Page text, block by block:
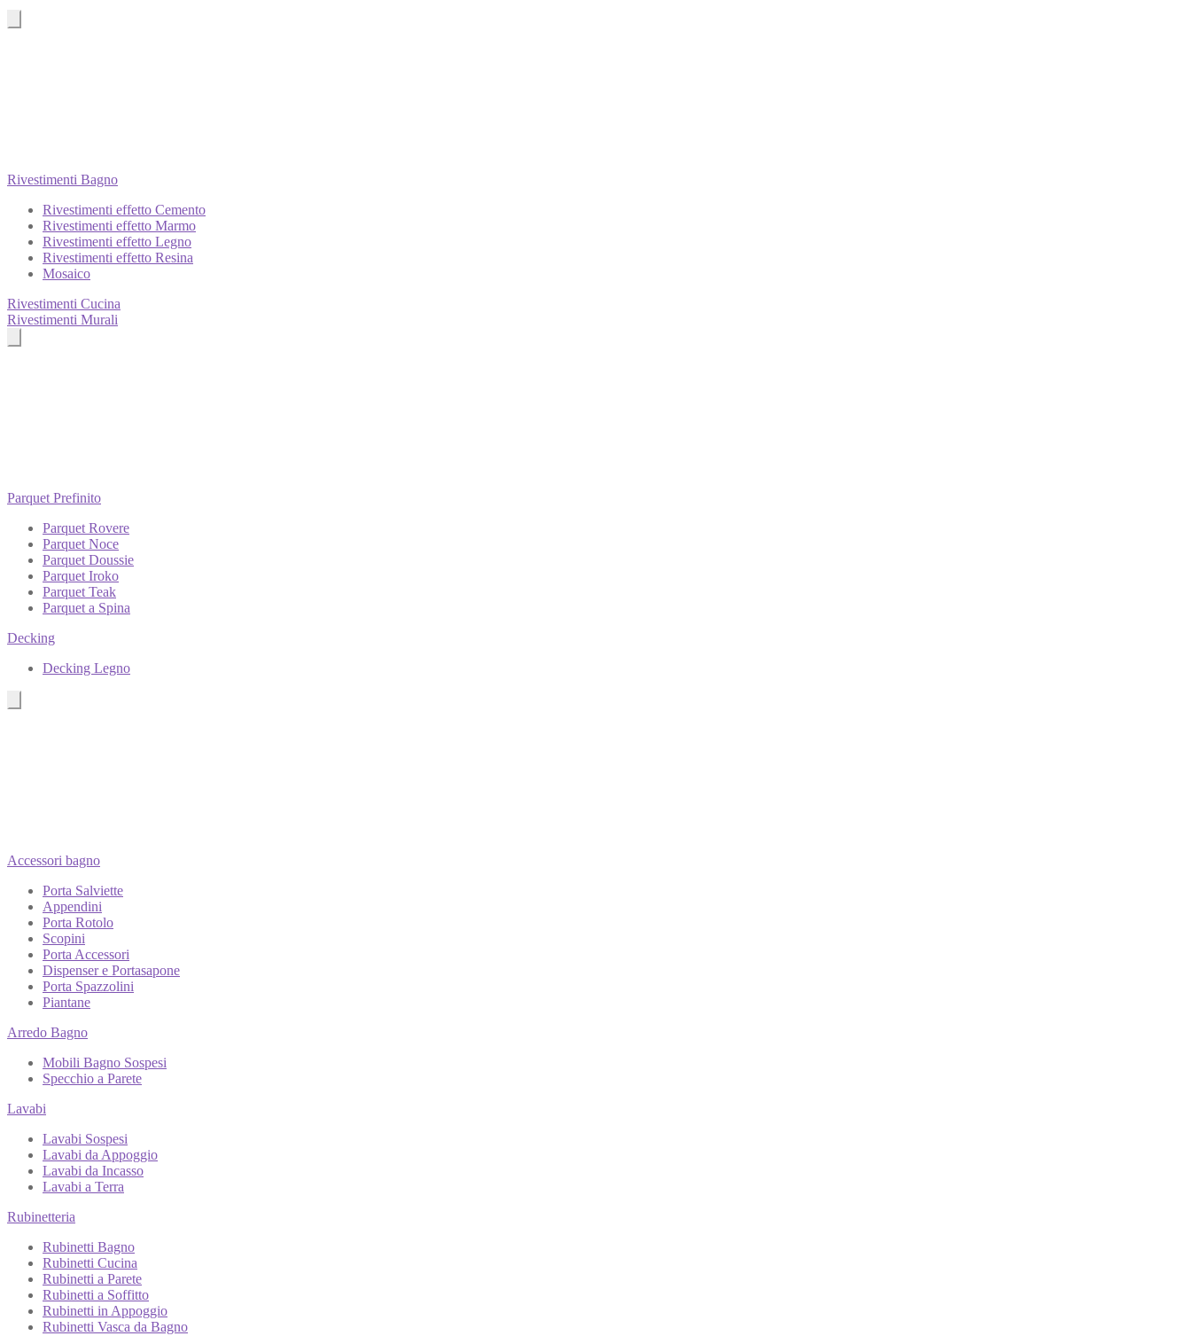
Rivestimenti Bagno
Rivestimenti effetto Cemento
Rivestimenti effetto Marmo
Rivestimenti effetto Legno
Rivestimenti effetto Resina
Mosaico
Rivestimenti Cucina
Rivestimenti Murali
Parquet Prefinito
Parquet Rovere
Parquet Noce
Parquet Doussie
Parquet Iroko
Parquet Teak
Parquet a Spina
Decking
Decking Legno
Accessori bagno
Porta Salviette
Appendini
Porta Rotolo
Scopini
Porta Accessori
Dispenser e Portasapone
Porta Spazzolini
Piantane
Arredo Bagno
Mobili Bagno Sospesi
Specchio a Parete
Lavabi
Lavabi Sospesi
Lavabi da Appoggio
Lavabi da Incasso
Lavabi a Terra
Rubinetteria
Rubinetti Bagno
Rubinetti Cucina
Rubinetti a Parete
Rubinetti a Soffitto
Rubinetti in Appoggio
Rubinetti Vasca da Bagno